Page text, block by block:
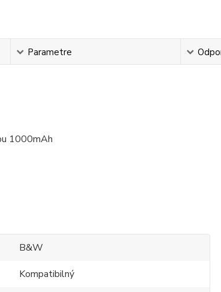
Parametre
1000mAh
B&W
Kompatibilný